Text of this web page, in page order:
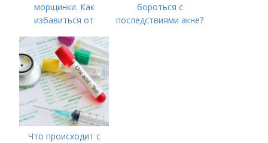
морщинки. Как
избавиться от
косметологические
процедуры
бороться с
последствиями акне?
Что происходит с